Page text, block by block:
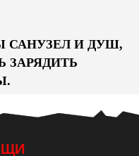
САНУЗЕЛ И ДУШ,
ЗАРЯДИТЬ